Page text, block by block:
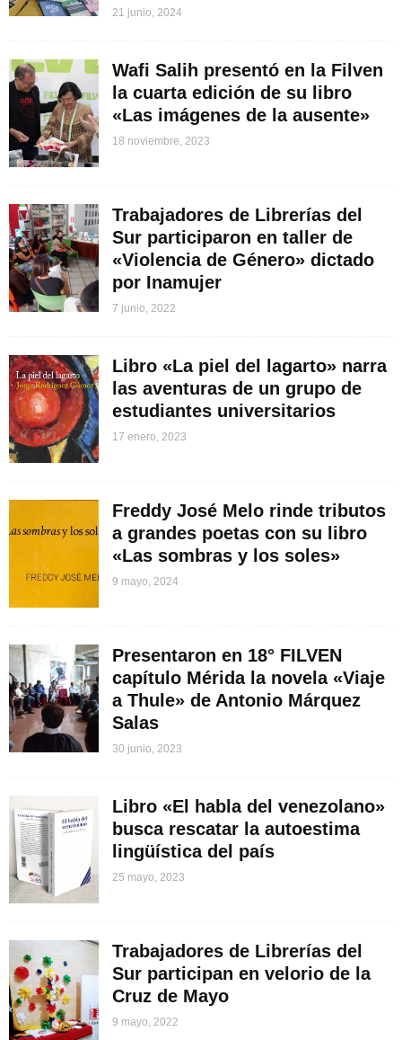
21 junio, 2024
Wafi Salih presentó en la Filven
la cuarta edición de su libro
«Las imágenes de la ausente»
18 noviembre, 2023
Trabajadores de Librerías del
Sur participaron en taller de
«Violencia de Género» dictado
por Inamujer
7 junio, 2022
Libro «La piel del lagarto» narra
las aventuras de un grupo de
estudiantes universitarios
17 enero, 2023
Freddy José Melo rinde tributos
a grandes poetas con su libro
«Las sombras y los soles»
9 mayo, 2024
Presentaron en 18° FILVEN
capítulo Mérida la novela «Viaje
a Thule» de Antonio Márquez
Salas
30 junio, 2023
Libro «El habla del venezolano»
busca rescatar la autoestima
lingüística del país
25 mayo, 2023
Trabajadores de Librerías del
Sur participan en velorio de la
Cruz de Mayo
9 mayo, 2022